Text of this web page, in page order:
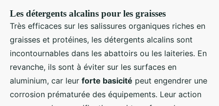
Les détergents alcalins pour les graisses
Très efficaces sur les salissures organiques riches en
graisses et protéines, les détergents alcalins sont
incontournables dans les abattoirs ou les laiteries. En
revanche, ils sont à éviter sur les surfaces en
aluminium, car leur forte basicité peut engendrer une
corrosion prématurée des équipements. Leur action